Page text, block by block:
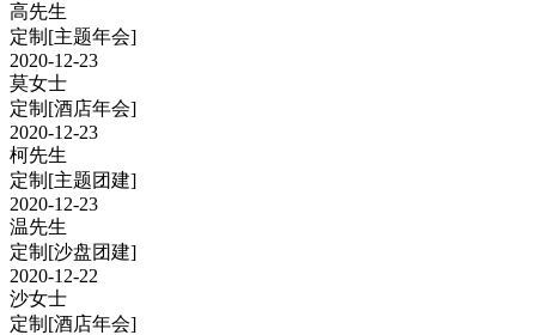
高先生
定制 [主题年会]
2020-12-23
莫女士
定制 [酒店年会]
2020-12-23
柯先生
定制 [主题团建]
2020-12-23
温先生
定制 [沙盘团建]
2020-12-22
沙女士
定制 [酒店年会]